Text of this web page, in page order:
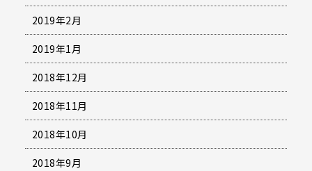
2019年2月
2019年1月
2018年12月
2018年11月
2018年10月
2018年9月